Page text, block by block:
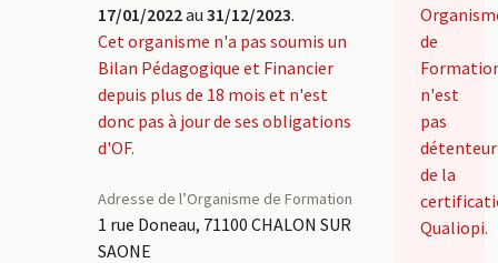
17/01/2022au 31/12/2023.
Cet organisme n'a pas soumis un
Bilan Pédagogique et Financier
depuis plus de 18 mois et n'est
donc pas à jour de ses obligations
d'OF.
Adresse de l’Organisme de Formation
1 rue Doneau, 71100 CHALON SUR
SAONE
de
n'est
pas
détenteur
de la
Qualiopi.